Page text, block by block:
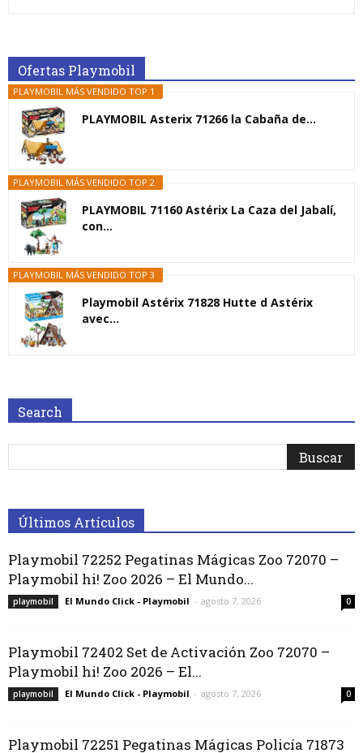
Ofertas Playmobil
PLAYMOBIL MÁS VENDIDO TOP 1
PLAYMOBIL Asterix 71266 la Cabaña de...
PLAYMOBIL MÁS VENDIDO TOP 2
PLAYMOBIL 71160 Astérix La Caza del Jabalí,
con...
PLAYMOBIL MÁS VENDIDO TOP 3
Playmobil Astérix 71828 Hutte d Astérix
avec...
Search
Últimos Artículos
Playmobil 72252 Pegatinas Mágicas Zoo 72070 –
Playmobil hi! Zoo 2026 – El Mundo...
playmobil El Mundo Click - Playmobil - agosto 7, 2026 0
Playmobil 72402 Set de Activación Zoo 72070 –
Playmobil hi! Zoo 2026 – El...
playmobil El Mundo Click - Playmobil - agosto 7, 2026 0
Playmobil 72251 Pegatinas Mágicas Policía 71873